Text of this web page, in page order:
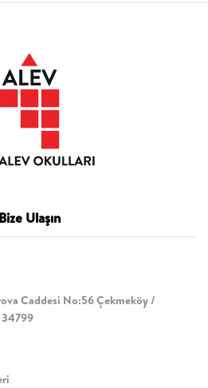
Bize Ulaşın
Caddesi No:56 Çekmeköy /
34799